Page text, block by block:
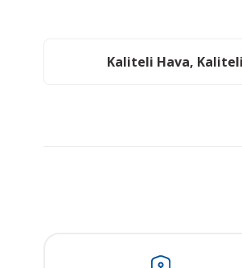
Kaliteli Hava, Kaliteli